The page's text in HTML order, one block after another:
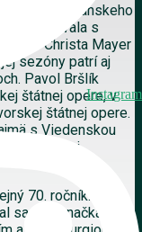
Instagram
do milánskeho
absolvovala s
Christa Mayer
sezóny patrí aj
Pavol Bršlík
štátnej opere, v
štátnej opere.
s Viedenskou
newyorskej
70. ročník.
sa ako značka